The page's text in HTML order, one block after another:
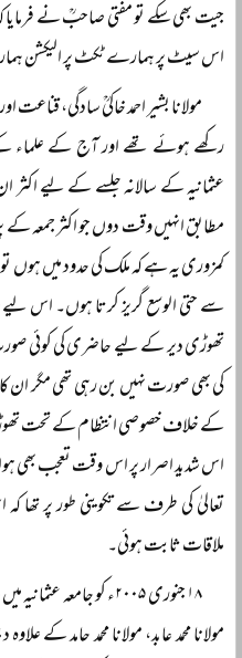
جیت بھی سکے تو مفتی صاحبؒ نے فرمایا
اس سیٹ پر ہمارے ٹکٹ پر الیکشن
مولانا بشیر احمد خاکیؒ سادگی، قناعت
رکھے ہوئے تھے اور آج کے علماء
عثمانیہ کے سالانہ جلسے کے لیے اکثر
مطابق انہیں وقت دوں جو اکثر جمعہ
کمزوری یہ ہے کہ ملک کی حدود میں ہوں
سے حتی الوسع گریز کرتا ہوں۔ اس
تھوڑی دیر کے لیے حاضری کی کوئی
کی بھی صورت نہیں بن رہی تھی مگر ان
کے خلاف خصوصی انتظام کے تحت
اس شدید اصرار پر اس وقت تعجب بھی
تعالیٰ کی طرف سے تکوینی طور پر تھا
ملاقات ثابت ہوئی۔
۱۸ جنوری ۲۰۰۵ء کو
مولانا محمد عابد، مولانا محمد حامد کے